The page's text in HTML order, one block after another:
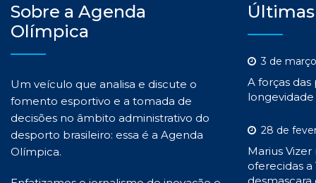
Sobre a Agenda
Olímpica
Um veículo que analisa e discute o
fomento esportivo e a tomada de
decisões no âmbito administrativo do
desporto brasileiro: essa é a Agenda
Olímpica.
3 de
A forças
longevidade
28 de
Marius
oferecidas